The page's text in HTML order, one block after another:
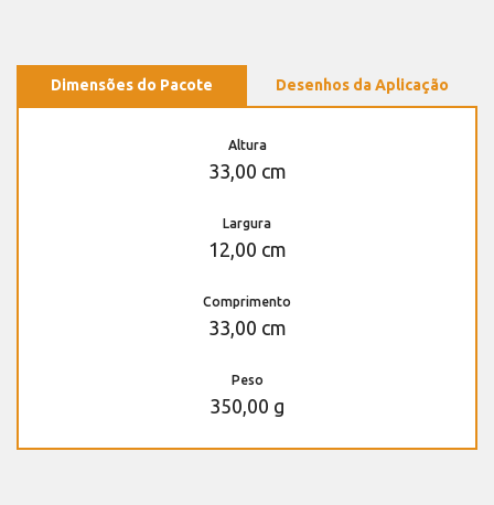
Dimensões do Pacote Desenhos da Aplicação
Altura
33,00 cm
Largura
12,00 cm
Comprimento
33,00 cm
Peso
350,00 g